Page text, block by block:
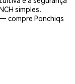
simples.
compre Ponchiqs